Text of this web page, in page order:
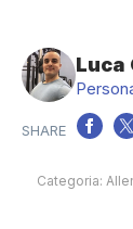
Luca
Categoria: